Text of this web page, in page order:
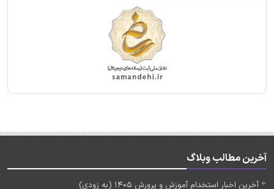
آخرین مطالب وبلاگ
آخرین اخبار استخدام آموزش و پرورش 1405 (به زودی)